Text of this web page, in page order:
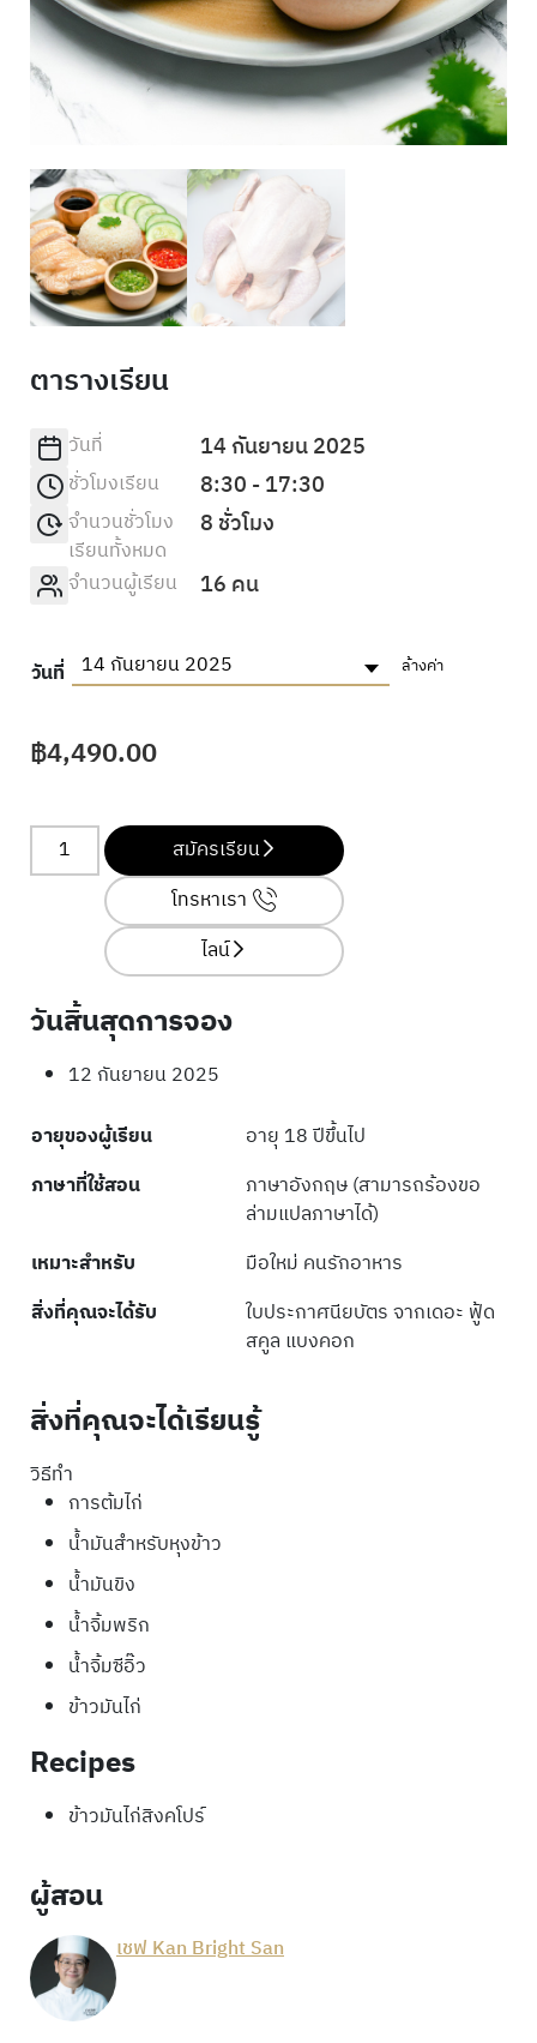
ตารางเรียน
วันที่ 14 กันยายน 2025
ชั่วโมงเรียน 8:30 - 17:30
จำนวนชั่วโมง
เรียนทั้งหมด
8 ชั่วโมง
จำนวนผู้เรียน 16 คน
วันที่ 14 กันยายน 2025 ล้างค่า
฿4,490.00
สมัครเรียน
โทรหาเรา
ไลน์
วันสิ้นสุดการจอง
12 กันยายน 2025
อายุของผู้เรียน
อายุ 18 ปีขึ้นไป
ภาษาที่ใช้สอน
ภาษาอังกฤษ (สามารถร้องขอ
ล่ามแปลภาษาได้)
เหมาะสำหรับ
มือใหม่ คนรักอาหาร
สิ่งที่คุณจะได้รับ
ใบประกาศนียบัตร จากเดอะ ฟู้ด
สคูล แบงคอก
สิ่งที่คุณจะได้เรียนรู้
วิธีทำ
การต้มไก่
น้ำมันสำหรับหุงข้าว
น้ำมันขิง
น้ำจิ้มพริก
น้ำจิ้มซีอิ๊ว
ข้าวมันไก่
Recipes
ข้าวมันไก่สิงคโปร์
ผู้สอน
เชฟ Kan Bright San